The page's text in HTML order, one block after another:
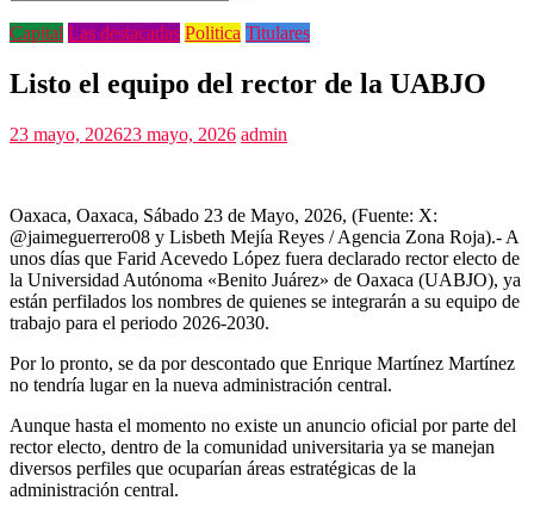
Capital Las destacadas Politica Titulares
Listo el equipo del rector de la UABJO
23 mayo, 202623 mayo, 2026 admin
Oaxaca, Oaxaca, Sábado 23 de Mayo, 2026, (Fuente: X:
@jaimeguerrero08 y Lisbeth Mejía Reyes / Agencia Zona Roja).- A
unos días que Farid Acevedo López fuera declarado rector electo de
la Universidad Autónoma «Benito Juárez» de Oaxaca (UABJO), ya
están perfilados los nombres de quienes se integrarán a su equipo de
trabajo para el periodo 2026-2030.
Por lo pronto, se da por descontado que Enrique Martínez Martínez
no tendría lugar en la nueva administración central.
Aunque hasta el momento no existe un anuncio oficial por parte del
rector electo, dentro de la comunidad universitaria ya se manejan
diversos perfiles que ocuparían áreas estratégicas de la
administración central.